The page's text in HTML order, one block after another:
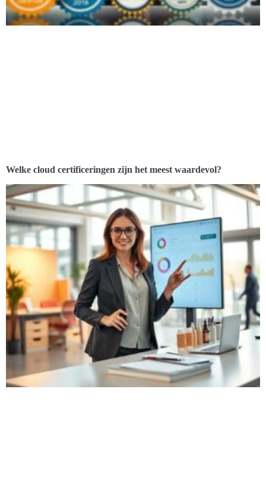
Welke cloud certificeringen zijn het meest waardevol?